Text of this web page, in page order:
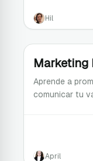
Hil
Marketing
Aprende a
comunicar tu
April